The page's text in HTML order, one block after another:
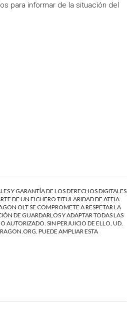
para informar de la situación del
Y GARANTÍA DE LOS DERECHOS DIGITALES
DE UN FICHERO TITULARIDAD DE ATEIA
OLT SE COMPROMETE A RESPETAR LA
DE GUARDARLOS Y ADAPTAR TODAS LAS
AUTORIZADO. SIN PERJUICIO DE ELLO, UD.
. PUEDE AMPLIAR ESTA